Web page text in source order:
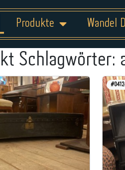
Produkte Wandel
Schlagwörter: